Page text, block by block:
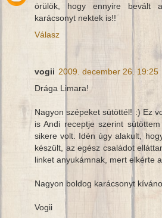
örülök, hogy ennyire bevált
karácsonyt nektek is!!
Válasz
vogii 2009. december 26. 19:25
Drága Limara!
Nagyon szépeket sütöttél! :) Ez
is Andi receptje szerint
sikere volt. Idén úgy alakult,
készült, az egész családot
linket anyukámnak, mert elkérte
Nagyon boldog karácsonyt
Vogii